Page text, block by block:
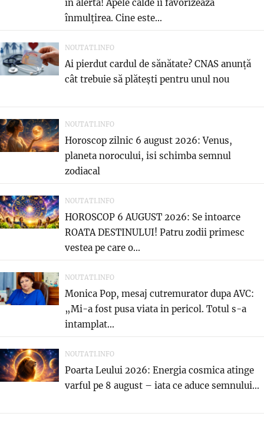
în alertă! Apele calde îi favorizează
înmulțirea. Cine este...
NOUTATI.INFO
Ai pierdut cardul de sănătate? CNAS anunță
cât trebuie să plătești pentru unul nou
NOUTATI.INFO
Horoscop zilnic 6 august 2026: Venus,
planeta norocului, isi schimba semnul
zodiacal
NOUTATI.INFO
HOROSCOP 6 AUGUST 2026: Se intoarce
ROATA DESTINULUI! Patru zodii primesc
vestea pe care o...
NOUTATI.INFO
Monica Pop, mesaj cutremurator dupa AVC:
„Mi-a fost pusa viata in pericol. Totul s-a
intamplat...
NOUTATI.INFO
Poarta Leului 2026: Energia cosmica atinge
varful pe 8 august – iata ce aduce semnului...